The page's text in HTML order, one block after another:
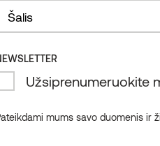
ir
Užsiprenumeruokite
mums savo duomenis ir